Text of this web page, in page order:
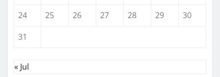
24
25 26 27 28 29
30
31
« Jul